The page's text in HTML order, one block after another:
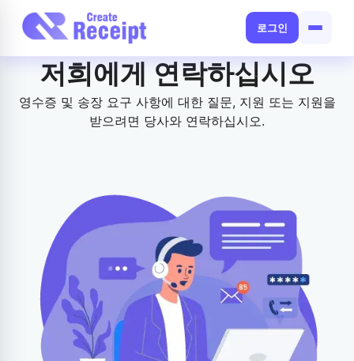
로그인
저희에게 연락하십시오
영수증 및 송장 요구 사항에 대한 질문, 지원 또는 지원을
받으려면 당사와 연락하십시오.